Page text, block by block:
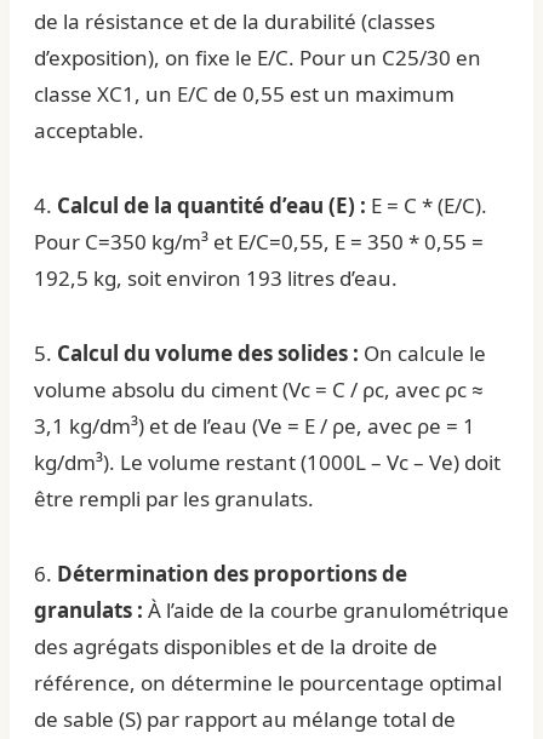
de la résistance et de la durabilité (classes
d’exposition), on fixe le E/C. Pour un C25/30 en
classe XC1, un E/C de 0,55 est un maximum
acceptable.
4. Calcul de la quantité d’eau (E) : E = C * (E/C).
Pour C=350 kg/m³ et E/C=0,55, E = 350 * 0,55 =
192,5 kg, soit environ 193 litres d’eau.
5. Calcul du volume des solides : On calcule le
volume absolu du ciment (Vc = C / ρc, avec ρc ≈
3,1 kg/dm³) et de l’eau (Ve = E / ρe, avec ρe = 1
kg/dm³). Le volume restant (1000L – Vc – Ve) doit
être rempli par les granulats.
6. Détermination des proportions de
granulats : À l’aide de la courbe granulométrique
des agrégats disponibles et de la droite de
référence, on détermine le pourcentage optimal
de sable (S) par rapport au mélange total de